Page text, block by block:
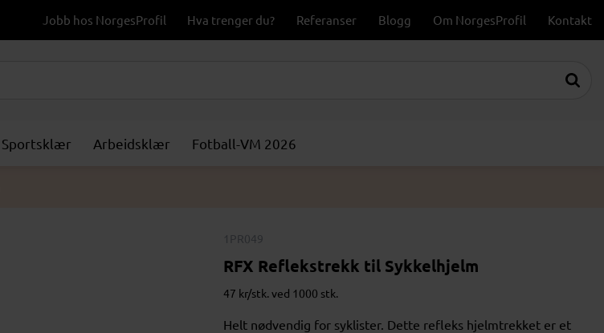
Jobb hos NorgesProfil Hva trenger du? Referanser Blogg Om NorgesProfil Kontakt
Sportsklær Arbeidsklær Fotball-VM 2026
1PR049
RFX Reflekstrekk til Sykkelhjelm
47 kr/stk. ved 1000 stk.
Helt nødvendig for syklister. Dette refleks hjelmtrekket er et